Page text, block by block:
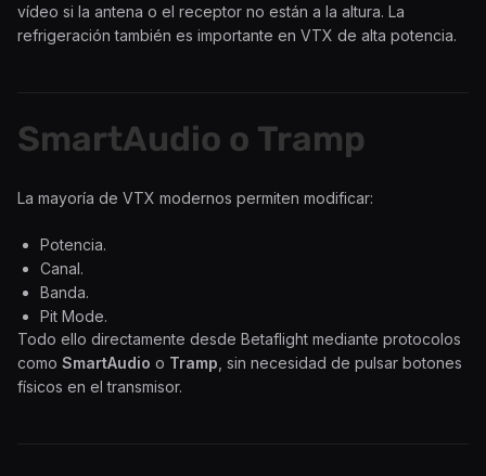
vídeo si la antena o el receptor no están a la altura. La
refrigeración también es importante en VTX de alta potencia.
SmartAudio o Tramp
La mayoría de VTX modernos permiten modificar:
Potencia.
Canal.
Banda.
Pit Mode.
Todo ello directamente desde Betaflight mediante protocolos
como SmartAudio o Tramp , sin necesidad de pulsar botones
físicos en el transmisor.